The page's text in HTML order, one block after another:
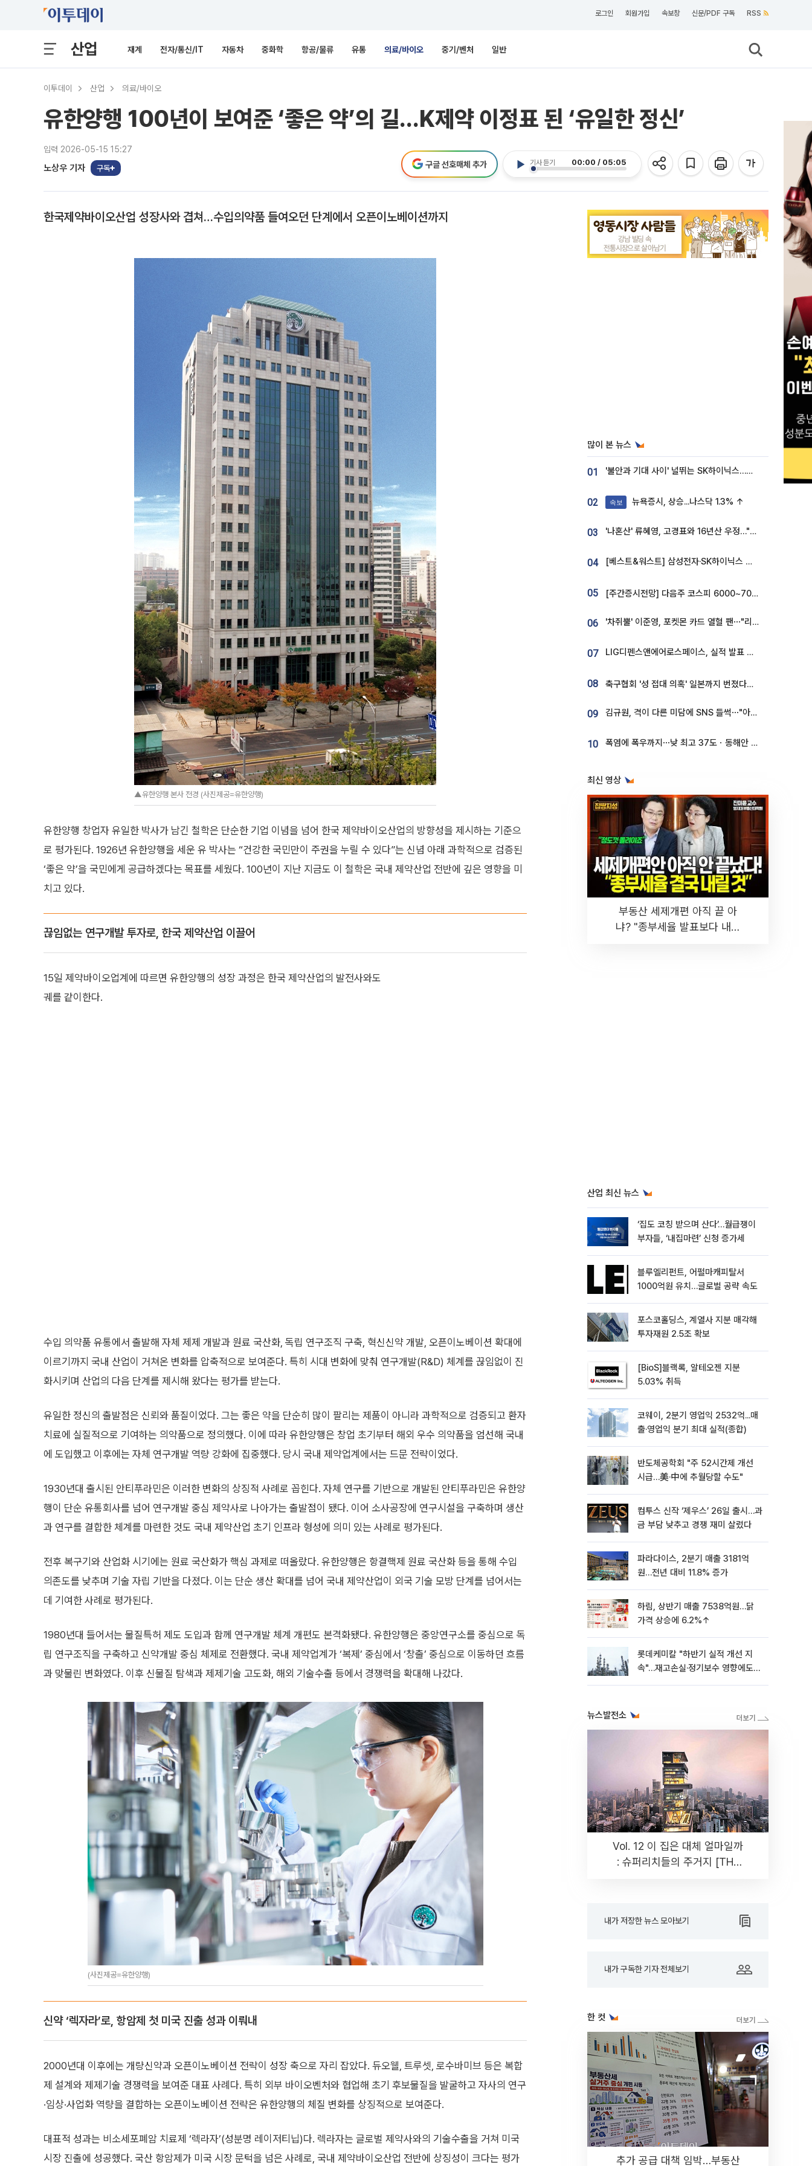
로그인 회원가입 속보창 신문/PDF 구독 RSS
산업 재계 전자/통신/IT 자동차 중화학 항공/물류 유통 의료/바이오 중기/벤처 일반
이투데이 산업 의료/바이오
유한양행 100년이 보여준 ‘좋은 약’의 길…K제약 이정표 된 ‘유일한 정신’
입력 2026-05-15 15:27
노상우 기자 구독
기사 듣기 00:00 / 05:05
구글 선호매체 추가
한국제약바이오산업 성장사와 겹쳐…수입의약품 들여오던 단계에서 오픈이노베이션까지
▲유한양행 본사 전경 (사진제공=유한양행)
유한양행 창업자 유일한 박사가 남긴 철학은 단순한 기업 이념을 넘어 한국 제약바이오산업의 방향성을 제시하는 기준으
로 평가된다. 1926년 유한양행을 세운 유 박사는 “건강한 국민만이 주권을 누릴 수 있다”는 신념 아래 과학적으로 검증된
‘좋은 약’을 국민에게 공급하겠다는 목표를 세웠다. 100년이 지난 지금도 이 철학은 국내 제약산업 전반에 깊은 영향을 미
치고 있다.
끊임없는 연구개발 투자로, 한국 제약산업 이끌어
15일 제약바이오업계에 따르면 유한양행의 성장 과정은 한국 제약산업의 발전사와도
궤를 같이한다.
수입 의약품 유통에서 출발해 자체 제제 개발과 원료 국산화, 독립 연구조직 구축, 혁신신약 개발, 오픈이노베이션 확대에
이르기까지 국내 산업이 거쳐온 변화를 압축적으로 보여준다. 특히 시대 변화에 맞춰 연구개발(R&D) 체계를 끊임없이 진
화시키며 산업의 다음 단계를 제시해 왔다는 평가를 받는다.
유일한 정신의 출발점은 신뢰와 품질이었다. 그는 좋은 약을 단순히 많이 팔리는 제품이 아니라 과학적으로 검증되고 환자
치료에 실질적으로 기여하는 의약품으로 정의했다. 이에 따라 유한양행은 창업 초기부터 해외 우수 의약품을 엄선해 국내
에 도입했고 이후에는 자체 연구개발 역량 강화에 집중했다. 당시 국내 제약업계에서는 드문 전략이었다.
1930년대 출시된 안티푸라민은 이러한 변화의 상징적 사례로 꼽힌다. 자체 연구를 기반으로 개발된 안티푸라민은 유한양
행이 단순 유통회사를 넘어 연구개발 중심 제약사로 나아가는 출발점이 됐다. 이어 소사공장에 연구시설을 구축하며 생산
과 연구를 결합한 체계를 마련한 것도 국내 제약산업 초기 인프라 형성에 의미 있는 사례로 평가된다.
전후 복구기와 산업화 시기에는 원료 국산화가 핵심 과제로 떠올랐다. 유한양행은 항결핵제 원료 국산화 등을 통해 수입
의존도를 낮추며 기술 자립 기반을 다졌다. 이는 단순 생산 확대를 넘어 국내 제약산업이 외국 기술 모방 단계를 넘어서는
데 기여한 사례로 평가된다.
1980년대 들어서는 물질특허 제도 도입과 함께 연구개발 체계 개편도 본격화됐다. 유한양행은 중앙연구소를 중심으로 독
립 연구조직을 구축하고 신약개발 중심 체제로 전환했다. 국내 제약업계가 ‘복제’ 중심에서 ‘창출’ 중심으로 이동하던 흐름
과 맞물린 변화였다. 이후 신물질 탐색과 제제기술 고도화, 해외 기술수출 등에서 경쟁력을 확대해 나갔다.
(사진제공=유한양행)
신약 ‘렉자라’로, 항암제 첫 미국 진출 성과 이뤄내
2000년대 이후에는 개량신약과 오픈이노베이션 전략이 성장 축으로 자리 잡았다. 듀오웰, 트루셋, 로수바미브 등은 복합
제 설계와 제제기술 경쟁력을 보여준 대표 사례다. 특히 외부 바이오벤처와 협업해 초기 후보물질을 발굴하고 자사의 연구
·임상·사업화 역량을 결합하는 오픈이노베이션 전략은 유한양행의 체질 변화를 상징적으로 보여준다.
대표적 성과는 비소세포폐암 치료제 ‘렉라자’(성분명 레이저티닙)다. 렉라자는 글로벌 제약사와의 기술수출을 거쳐 미국
시장 진출에 성공했다. 국산 항암제가 미국 시장 문턱을 넘은 사례로, 국내 제약바이오산업 전반에 상징성이 크다는 평가
많이 본 뉴스
01 '불안과 기대 사이' 널뛰는 SK하이닉스…증권가 "HBM4·LTA 기반 펀터멘털 견고"
02 속보 뉴욕증시, 상승...나스닥 1.3% ↑
03 '나혼산' 류혜영, 고경표와 16년산 우정…"자취방서 부모님과 마주쳐"
04 [베스트&워스트] 삼성전자·SK하이닉스 밀린 한 주…상상인증권은 85% 급등
05 [주간증시전망] 다음주 코스피 6000~7000⋯“外人 수급은 정책이 변수”
06 '차쥐뿔' 이준영, 포켓몬 카드 열혈 팬⋯"리셀러 처단할 것"
07 LIG디펜스앤에어로스페이스, 실적 발표 후 급락→반등⋯증권가 “28년까지 튼튼”
08 축구협회 '성 접대 의혹' 일본까지 번졌다…日 심판 실명 공개
09 김규원, 격이 다른 미담에 SNS 들썩⋯"아이 속옷 빨고 졸업식도 참석"
10 폭염에 폭우까지⋯낮 최고 37도ㆍ동해안 강한 비 [날씨]
최신 영상
부동산 세제개편 아직 끝 아
냐? "종부세율 발표보다 내릴
산업 최신 뉴스
‘집도 코칭 받으며 산다’…월급쟁이
부자들, ‘내집마련’ 신청 증가세
블루엘리펀트, 어펄마캐피탈서
1000억원 유치…글로벌 공략 속도
포스코홀딩스, 계열사 지분 매각해
투자재원 2.5조 확보
[BioS]블랙록, 알테오젠 지분
5.03% 취득
코웨이, 2분기 영업익 2532억...매
출·영업익 분기 최대 실적(종합)
반도체공학회 "주 52시간제 개선
시급…美·中에 추월당할 수도"
컴투스 신작 ‘제우스’ 26일 출시…과
금 부담 낮추고 경쟁 재미 살렸다
파라다이스, 2분기 매출 3181억
원…전년 대비 11.8% 증가
하림, 상반기 매출 7538억원…닭
가격 상승에 6.2%↑
롯데케미칼 "하반기 실적 개선 지
속"…재고손실·정기보수 영향에도
뉴스발전소
Vol. 12 이 집은 대체 얼마일까
: 슈퍼리치들의 주거지 [THE
내가 저장한 뉴스 모아보기
내가 구독한 기자 전체보기
한 컷
추가 공급 대책 임박…부동산